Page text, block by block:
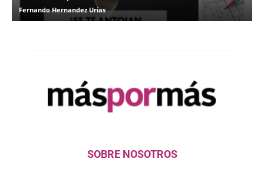
Fernando Hernandez Urias
SOBRE NOSOTROS